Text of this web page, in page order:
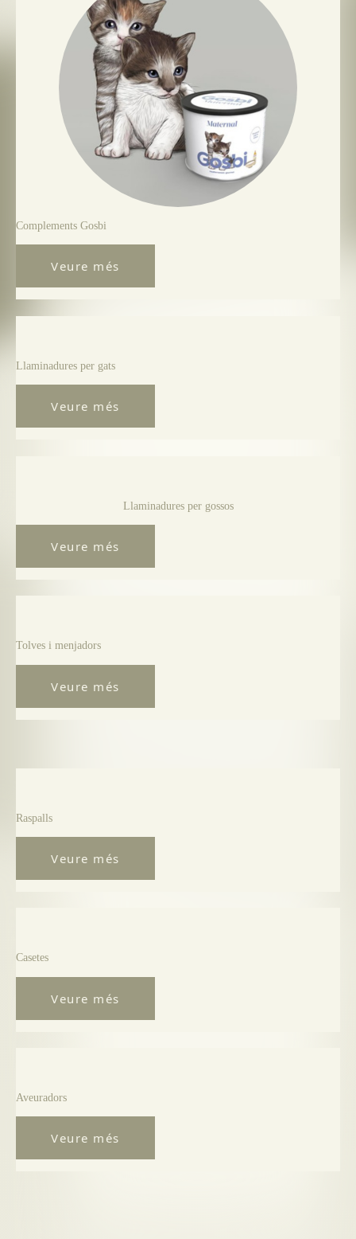
Complements Gosbi
Veure més
Llaminadures per gats
Veure més
Llaminadures per gossos
Veure més
Tolves i menjadors
Veure més
Raspalls
Veure més
Casetes
Veure més
Aveuradors
Veure més